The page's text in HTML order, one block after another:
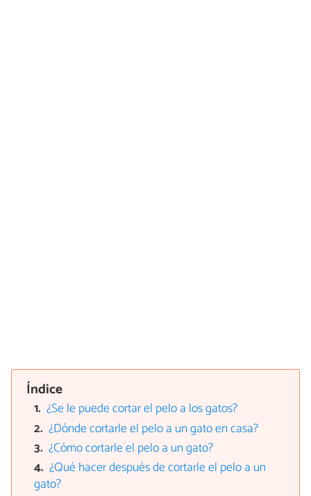
Índice
¿Se le puede cortar el pelo a los gatos?
¿Dónde cortarle el pelo a un gato en casa?
¿Cómo cortarle el pelo a un gato?
¿Qué hacer después de cortarle el pelo a un
gato?